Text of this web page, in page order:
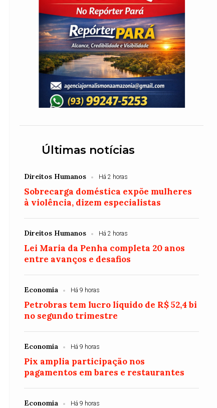
Últimas notícias
Direitos Humanos Há 2 horas
Sobrecarga doméstica expõe mulheres
à violência, dizem especialistas
Direitos Humanos Há 2 horas
Lei Maria da Penha completa 20 anos
entre avanços e desafios
Economia Há 9 horas
Petrobras tem lucro líquido de R$ 52,4 bi
no segundo trimestre
Economia Há 9 horas
Pix amplia participação nos
pagamentos em bares e restaurantes
Economia Há 9 horas